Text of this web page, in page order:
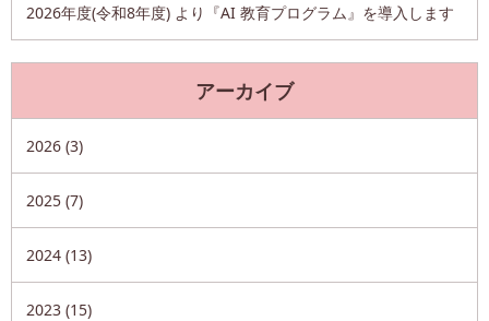
2026年度(令和8年度) より『AI 教育プログラム』を導入します
アーカイブ
2026 (3)
2025 (7)
2024 (13)
2023 (15)